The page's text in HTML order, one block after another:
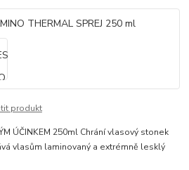
produkt
ÚČINKEM 250ml Chrání vlasový stonek
vlasům laminovaný a extrémně lesklý